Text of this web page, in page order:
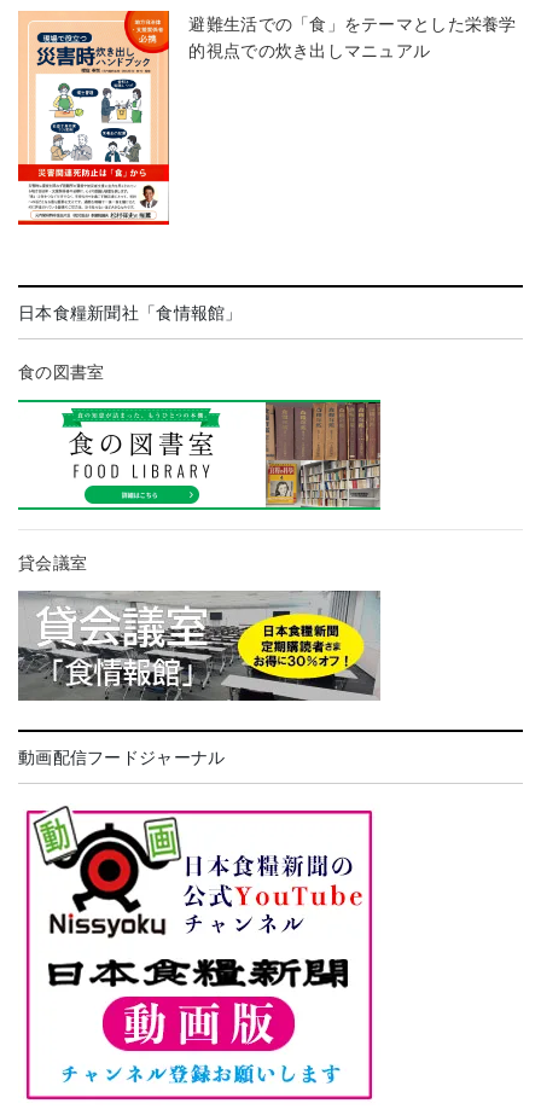
避難生活での「食」をテーマとした栄養学
的視点での炊き出しマニュアル
日本食糧新聞社「食情報館」
食の図書室
貸会議室
動画配信フードジャーナル